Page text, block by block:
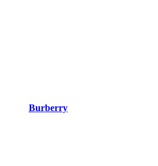
Burberry